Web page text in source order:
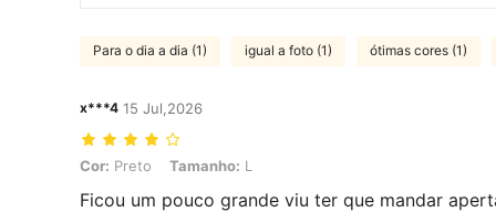
Para o dia a dia (1) igual a foto (1) ótimas cores (1)
x***4 15 Jul,2026
Cor: Preto, Tamanho: L
Cor: Preto Tamanho: L
Ficou um pouco grande viu ter que mandar